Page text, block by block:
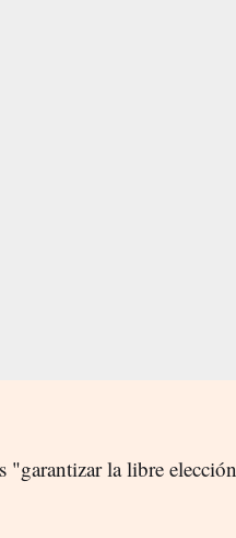
"garantizar la libre elección